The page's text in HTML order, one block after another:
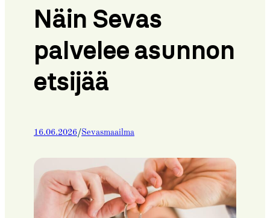
Näin Sevas
palvelee asunnon
etsijää
16.06.2026/Sevasmaailma